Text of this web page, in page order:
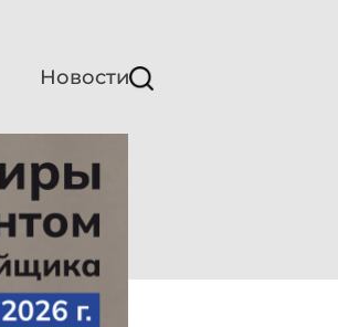
Новости